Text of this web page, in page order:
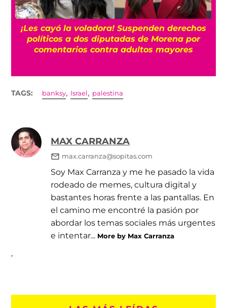
¡Les cayó la voladora! Suspenden derechos
políticos a dos diputadas de Morena por
comentarios contra adultos mayores
TAGS: banksy, Israel , palestina
MAX CARRANZA
max.carranza@sopitas.com
Soy Max Carranza y me he pasado la vida
rodeado de memes, cultura digital y
bastantes horas frente a las pantallas. En
el camino me encontré la pasión por
abordar los temas sociales más urgentes
e intentar... More by Max Carranza